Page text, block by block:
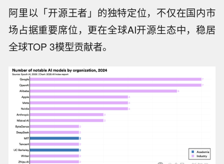
阿里以「开源王者」的独特定位，不仅在国内市
场占据重要席位，更在全球AI开源生态中，稳居
全球TOP 3模型贡献者。